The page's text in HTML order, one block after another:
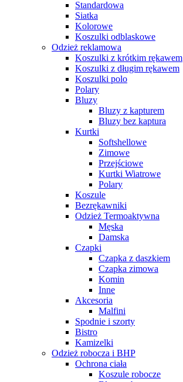
Standardowa
Siatka
Kolorowe
Koszulki odblaskowe
Odzież reklamowa
Koszulki z krótkim rękawem
Koszulki z długim rękawem
Koszulki polo
Polary
Bluzy
Bluzy z kapturem
Bluzy bez kaptura
Kurtki
Softshellowe
Zimowe
Przejściowe
Kurtki Wiatrowe
Polary
Koszule
Bezrękawniki
Odzież Termoaktywna
Męska
Damska
Czapki
Czapka z daszkiem
Czapka zimowa
Komin
Inne
Akcesoria
Malfini
Spodnie i szorty
Bistro
Kamizelki
Odzież robocza i BHP
Ochrona ciała
Koszule robocze